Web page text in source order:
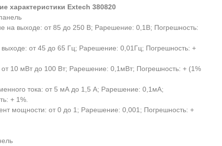
характеристики Extech 380820
на выходе: от 85 до 250 В; Рарешение: 0,1В; Погрешность:
выходе: от 45 до 65 Гц; Рарешение: 0,01Гц; Погрешность: +
10 мВт до 100 Вт; Рарешение: 0,1мВт; Погрешность: + (1%
тока: от 5 мА до 1,5 А; Рарешение: 0,1мА;
+ 1%.
мощности: от 0 до 1; Рарешение: 0,001; Погрешность: +